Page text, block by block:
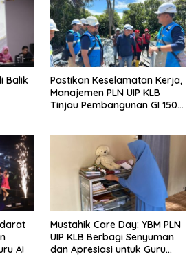
Balik
Pastikan Keselamatan Kerja,
Manajemen PLN UIP KLB
Tinjau Pembangunan GI 150
AI
Mustahik Care Day: YBM PLN
UIP KLB Berbagi Senyuman
dan Apresiasi untuk Guru